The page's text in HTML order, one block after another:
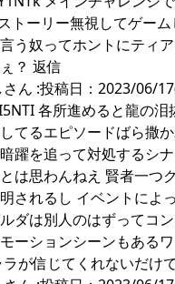
トーリー無視してゲー
う奴ってホントにティ
？ 返信
ん :投稿日：2023/06/
各所進めると龍の泪
てるエピソードばら撒
躍を追って対処するシ
は思わんねえ 賢者一つ
されるし イベントによ
ダは別人のはずってコ
ーションシーンもある
が信じてくれないだけ